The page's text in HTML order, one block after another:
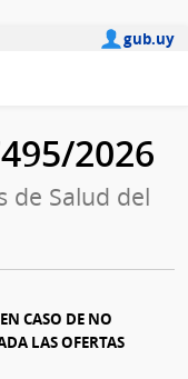
gub.uy
2026
de Salud del
CASO DE NO
LAS OFERTAS